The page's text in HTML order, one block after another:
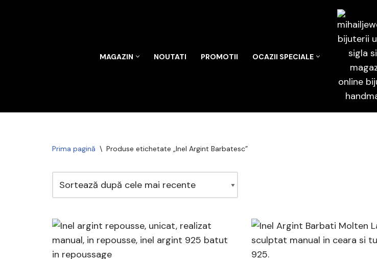
MAGAZIN NOUTATI PROMOTII OCAZII SPECIALE
Prima pagină \ Produse etichetate „Inel Argint Barbatesc”